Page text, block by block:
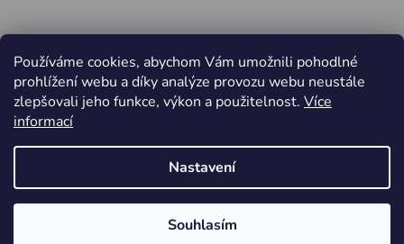
Používáme cookies, abychom Vám umožnili pohodlné
prohlížení webu a díky analýze provozu webu neustále
zlepšovali jeho funkce, výkon a použitelnost. Více
informací
Nastavení
Souhlasím
Vytvořil Shoptet
Jiří Minařík - Cyklo Rajhrad